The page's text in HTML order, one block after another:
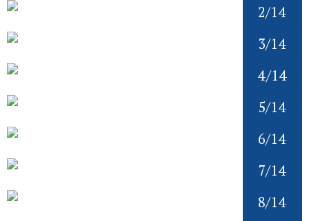
2/14
3/14
4/14
5/14
6/14
7/14
8/14